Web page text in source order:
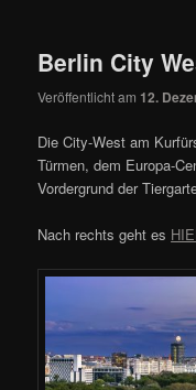
Berlin City
Veröffentlicht am 12.
Die City-West am
Türmen, dem Europa-
Vordergrund der
Nach rechts geht es